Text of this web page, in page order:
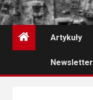
Artykuły
Newsletter